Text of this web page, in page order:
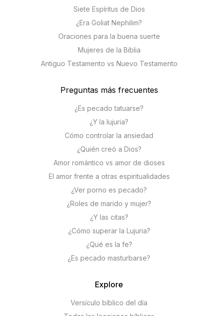
Siete Espíritus de Dios
¿Era Goliat Nephilim?
Oraciones para la buena suerte
Mujeres de la Biblia
Antiguo Testamento vs Nuevo Testamento
Preguntas más frecuentes
¿Es pecado tatuarse?
¿Y la lujuria?
Cómo controlar la ansiedad
¿Quién creó a Dios?
Amor romántico vs amor de dioses
El amor frente a otras espiritualidades
¿Ver porno es pecado?
¿Roles de marido y mujer?
¿Y las citas?
¿Cómo superar la Lujuria?
¿Qué es la fe?
¿Es pecado masturbarse?
Explore
Versículo bíblico del día